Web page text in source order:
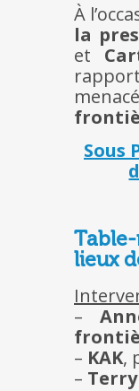
À
la
et
Sous
lieux
–
– KAK,
–